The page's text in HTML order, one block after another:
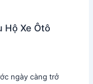
Hộ Xe Ôtô
ngày càng trở